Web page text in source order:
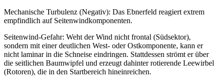
Mechanische Turbulenz (Negativ): Das Ebnerfeld reagiert extrem
empfindlich auf Seitenwindkomponenten.
Seitenwind-Gefahr: Weht der Wind nicht frontal (Südsektor),
sondern mit einer deutlichen West- oder Ostkomponente, kann er
nicht laminar in die Schneise eindringen. Stattdessen strömt er über
die seitlichen Baumwipfel und erzeugt dahinter rotierende Leewirbel
(Rotoren), die in den Startbereich hineinreichen.